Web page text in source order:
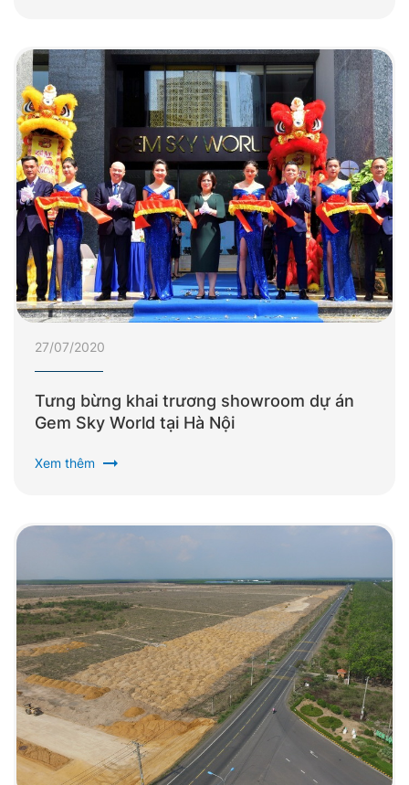
27/07/2020
Tưng bừng khai trương showroom dự án
Gem Sky World tại Hà Nội
Xem thêm arrow_right_alt